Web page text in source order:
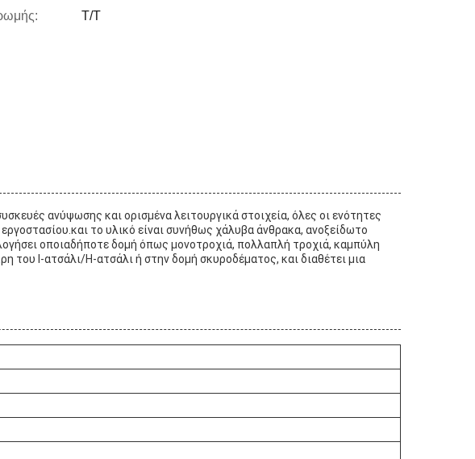
T/T
ανύψωσης και ορισμένα λειτουργικά στοιχεία, όλες οι ενότητες
το υλικό είναι συνήθως χάλυβα άνθρακα, ανοξείδωτο
οποιαδήποτε δομή όπως μονοτροχιά, πολλαπλή τροχιά, καμπύλη
του I-ατσάλι/H-ατσάλι ή στην δομή σκυροδέματος, και διαθέτει μια